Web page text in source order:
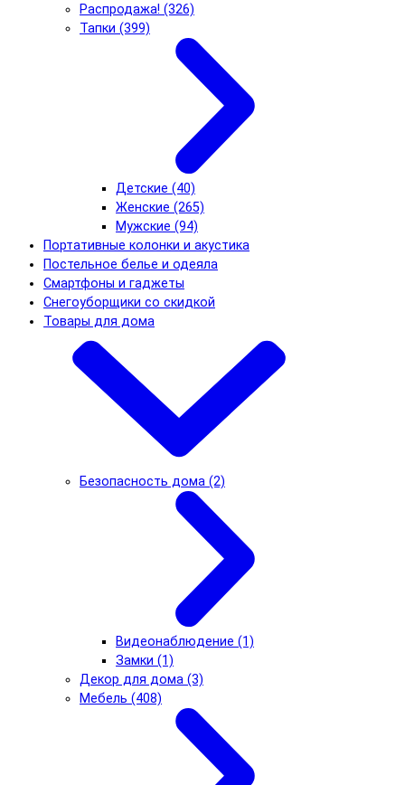
Распродажа! (326)
Тапки (399)
Детские (40)
Женские (265)
Мужские (94)
Портативные колонки и акустика
Постельное белье и одеяла
Смартфоны и гаджеты
Снегоуборщики со скидкой
Товары для дома
Безопасность дома (2)
Видеонаблюдение (1)
Замки (1)
Декор для дома (3)
Мебель (408)